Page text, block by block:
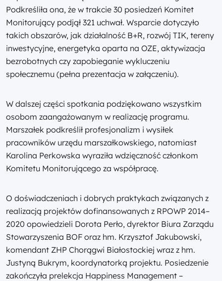
Podkreśliła ona, że w trakcie 30 posiedzeń Komitet
Monitorujący podjął 321 uchwał. Wsparcie dotyczyło
takich obszarów, jak działalność B+R, rozwój TIK, tereny
inwestycyjne, energetyka oparta na OZE, aktywizacja
bezrobotnych czy zapobieganie wykluczeniu
społecznemu (pełna prezentacja w załączeniu).
W dalszej części spotkania podziękowano wszystkim
osobom zaangażowanym w realizację programu.
Marszałek podkreślił profesjonalizm i wysiłek
pracowników urzędu marszałkowskiego, natomiast
Karolina Perkowska wyraziła wdzięczność członkom
Komitetu Monitorującego za współpracę.
O doświadczeniach i dobrych praktykach związanych z
realizacją projektów dofinansowanych z RPOWP 2014–
2020 opowiedzieli Dorota Perło, dyrektor Biura Zarządu
Stowarzyszenia BOF oraz hm. Krzysztof Jakubowski,
komendant ZHP Chorągwi Białostockiej wraz z hm.
Justyną Bukrym, koordynatorką projektu. Posiedzenie
zakończyła prelekcja Happiness Management –